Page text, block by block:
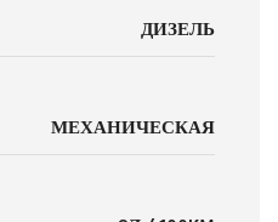
ДИЗЕЛЬ
МЕХАНИЧЕСКАЯ